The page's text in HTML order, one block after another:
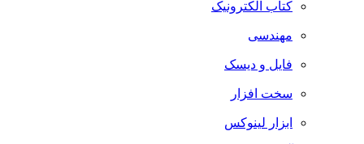
کتاب الکترونیک
مهندسی
فایل و دیسک
سخت افزار
ابزار لینوکس